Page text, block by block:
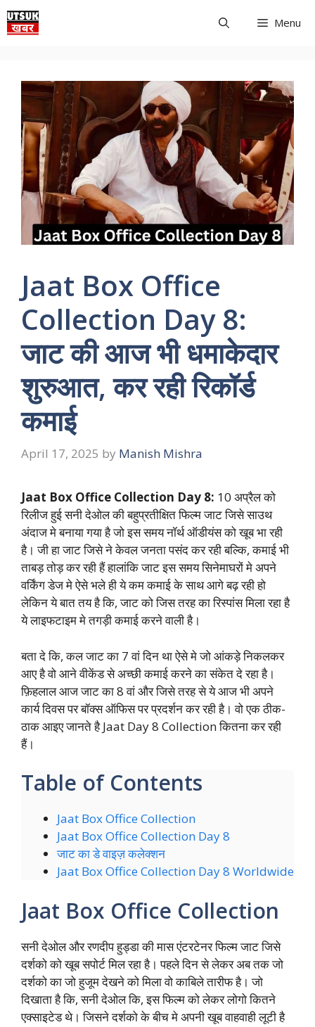
Skip
to
Menu
Jaat Box Office
Collection Day 8:
जाट की आज भी धमाकेदार
शुरुआत, कर रही रिकॉर्ड
कमाई
April 17, 2025 by Manish Mishra
Jaat Box Office Collection Day 8: 10 अप्रैल को
रिलीज हुई सनी देओल की बहुप्रतीक्षित फिल्म जाट जिसे साउथ
अंदाज मे बनाया गया है जो इस समय नॉर्थ ऑडीयंस को खूब भा रही
है। जी हा जाट जिसे ने केवल जनता पसंद कर रही बल्कि, कमाई भी
ताबड़ तोड़ कर रही हैं हालांकि जाट इस समय सिनेमाघरों मे अपने
वर्किंग डेज मे ऐसे भले ही ये कम कमाई के साथ आगे बढ़ रही हो
लेकिन ये बात तय है कि, जाट को जिस तरह का रिस्पांस मिला रहा है
ये लाइफटाइम मे तगड़ी कमाई करने वाली है।
बता दे कि, कल जाट का 7 वां दिन था ऐसे मे जो आंकड़े निकलकर
आए है वो आने वीकेंड से अच्छी कमाई करने का संकेत दे रहा है।
फ़िहलाल आज जाट का 8 वां और जिसे तरह से ये आज भी अपने
कार्य दिवस पर बॉक्स ऑफिस पर प्रदर्शन कर रही है। वो एक ठीक-
ठाक आइए जानते है Jaat Day 8 Collection कितना कर रही
हैं।
Table of Contents
Jaat Box Office Collection
Jaat Box Office Collection Day 8
जाट का डे वाइज़ कलेक्शन
Jaat Box Office Collection Day 8 Worldwide
Jaat Box Office Collection
सनी देओल और रणदीप हुड्डा की मास एंटरटेनर फिल्म जाट जिसे
दर्शको को खूब सपोर्ट मिल रहा है। पहले दिन से लेकर अब तक जो
दर्शको का जो हुजूम देखने को मिला वो काबिले तारीफ है। जो
दिखाता है कि, सनी देओल कि, इस फिल्म को लेकर लोगो कितने
एक्साइटेड थे। जिसने दर्शको के बीच मे अपनी खूब वाहवाही लूटी है